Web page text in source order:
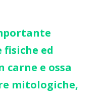
ed
e ossa
mitologiche,